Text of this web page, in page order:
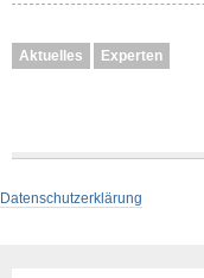
Aktuelles Experten
Datenschutzerklärung